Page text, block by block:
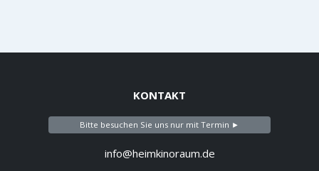
KONTAKT
Bitte besuchen Sie uns nur mit Termin ►
info@heimkinoraum.de